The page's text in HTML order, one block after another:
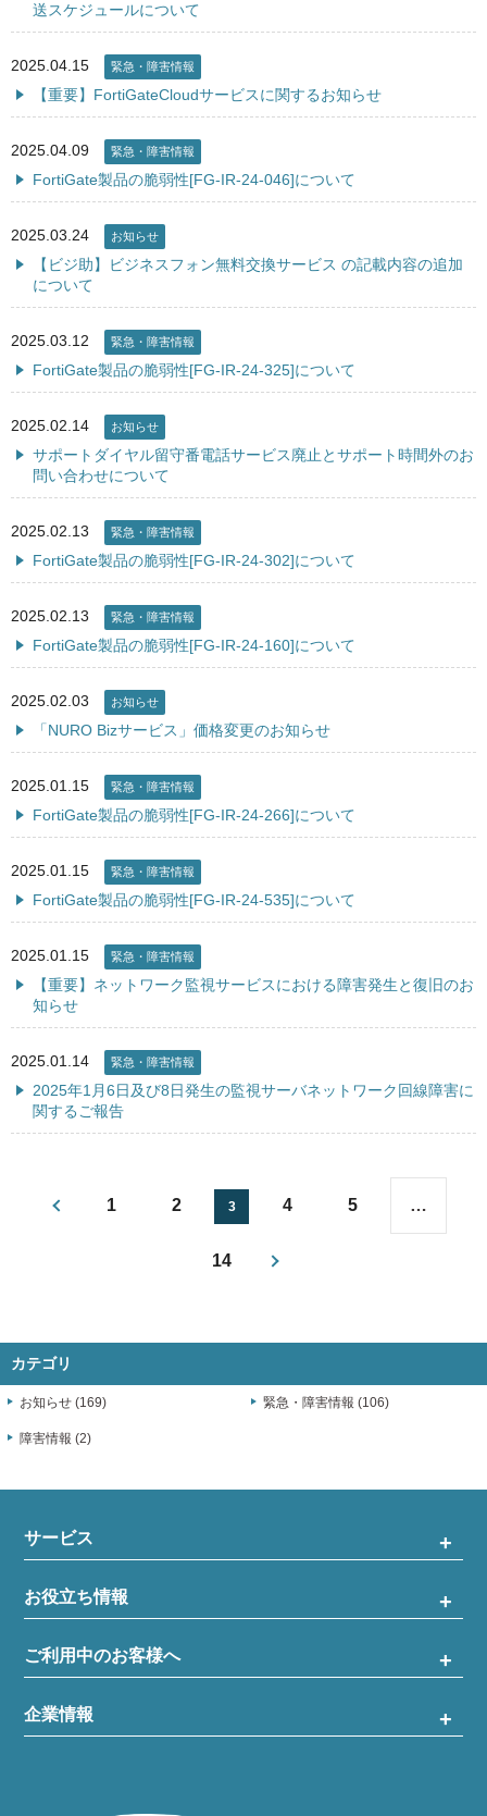
送スケジュールについて
2025.04.15 緊急・障害情報
【重要】FortiGateCloudサービスに関するお知らせ
2025.04.09 緊急・障害情報
FortiGate製品の脆弱性[FG-IR-24-046]について
2025.03.24 お知らせ
【ビジ助】ビジネスフォン無料交換サービス の記載内容の追加
について
2025.03.12 緊急・障害情報
FortiGate製品の脆弱性[FG-IR-24-325]について
2025.02.14 お知らせ
サポートダイヤル留守番電話サービス廃止とサポート時間外のお
問い合わせについて
2025.02.13 緊急・障害情報
FortiGate製品の脆弱性[FG-IR-24-302]について
2025.02.13 緊急・障害情報
FortiGate製品の脆弱性[FG-IR-24-160]について
2025.02.03 お知らせ
「NURO Bizサービス」価格変更のお知らせ
2025.01.15 緊急・障害情報
FortiGate製品の脆弱性[FG-IR-24-266]について
2025.01.15 緊急・障害情報
FortiGate製品の脆弱性[FG-IR-24-535]について
2025.01.15 緊急・障害情報
【重要】ネットワーク監視サービスにおける障害発生と復旧のお
知らせ
2025.01.14 緊急・障害情報
2025年1月6日及び8日発生の監視サーバネットワーク回線障害に
関するご報告
1 2 3 4 5 …
14
カテゴリ
お知らせ (169) 緊急・障害情報 (106)
障害情報 (2)
サービス
お役立ち情報
ご利用中のお客様へ
企業情報